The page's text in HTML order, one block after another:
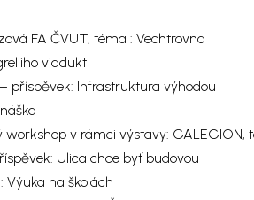
FA ČVUT, téma : Vechtrovna
viadukt
příspěvek: Infrastruktura výhodou
v rámci výstavy:
Ulica chce byť budovou
Výuka na školách